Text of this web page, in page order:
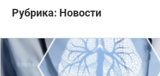
Рубрика: Новости